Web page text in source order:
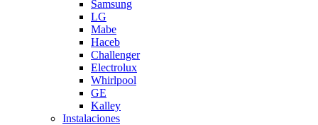
Samsung
LG
Mabe
Haceb
Challenger
Electrolux
Whirlpool
GE
Kalley
Instalaciones